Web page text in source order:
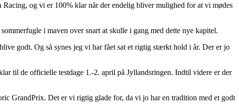
og vi er 100% klar når der endelig bliver mulighed for at vi mødes
i maven over snart at skulle i gang med dette nye kapitel.
godt. Og så synes jeg vi har fået sat et rigtig stærkt hold i år. Der er jo
til de officielle testdage 1.-2. april på Jyllandsringen. Indtil videre er der
GrandPrix. Det er vi rigtig glade for, da vi jo har en tradition med et godt